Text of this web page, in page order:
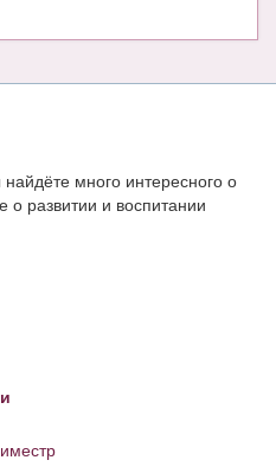
много интересного о
о развитии и воспитании